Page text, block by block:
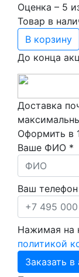
Оценка – 5
Товар в
В корзину
До конца
Доставка
Оформить в
Ваше ФИО *
Ваш
Нажимая на
политикой
Заказать в